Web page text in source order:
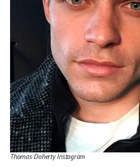
Thomas Doherty Instagram